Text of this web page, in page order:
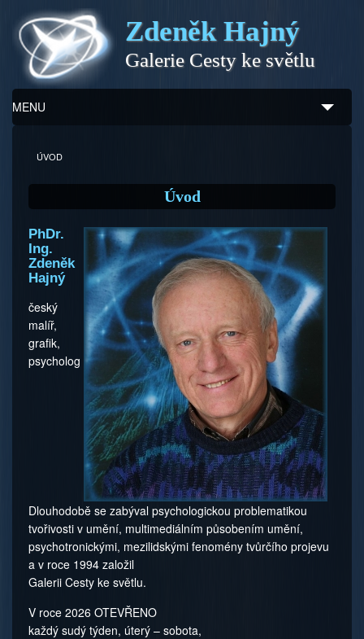
Zdeněk Hajný
Galerie Cesty ke světlu
MENU
Zdeněk Hajný
Galerie
Program
Doprovodný prodej
Kontakty
ÚVOD
Úvod
PhDr.
Ing.
Zdeněk
Hajný
český
malíř,
grafik,
psycholog
Dlouhodobě se zabýval psychologickou problematikou
tvořivosti v umění, multimediálním působením umění,
psychotronickými, mezilidskými fenomény tvůrčího projevu
a v roce 1994 založil
Galerii Cesty ke světlu.
V roce 2026 OTEVŘENO
každý sudý týden, úterý – sobota,